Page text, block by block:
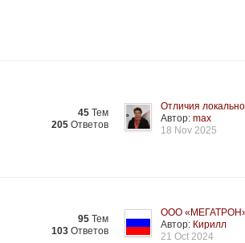
45 Тем
205 Ответов
Отличия
Автор:max
18 Nov 2025
95 Тем
103 Ответов
ООО
Автор: Кирилл
21 Oct 2024